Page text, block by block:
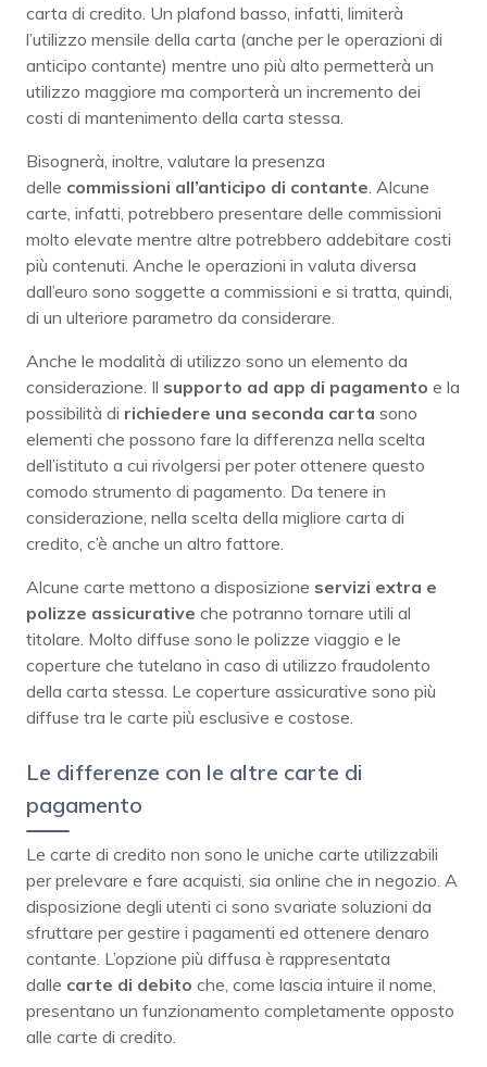
carta di credito. Un plafond basso, infatti, limiterà
l’utilizzo mensile della carta (anche per le operazioni di
anticipo contante) mentre uno più alto permetterà un
utilizzo maggiore ma comporterà un incremento dei
costi di mantenimento della carta stessa.
Bisognerà, inoltre, valutare la presenza
delle commissioni all’anticipo di contante . Alcune
carte, infatti, potrebbero presentare delle commissioni
molto elevate mentre altre potrebbero addebitare costi
più contenuti. Anche le operazioni in valuta diversa
dall’euro sono soggette a commissioni e si tratta, quindi,
di un ulteriore parametro da considerare.
Anche le modalità di utilizzo sono un elemento da
considerazione. Il supporto ad app di pagamento e la
possibilità di richiedere una seconda carta sono
elementi che possono fare la differenza nella scelta
dell’istituto a cui rivolgersi per poter ottenere questo
comodo strumento di pagamento. Da tenere in
considerazione, nella scelta della migliore carta di
credito, c’è anche un altro fattore.
Alcune carte mettono a disposizione servizi extra e
polizze assicurative che potranno tornare utili al
titolare. Molto diffuse sono le polizze viaggio e le
coperture che tutelano in caso di utilizzo fraudolento
della carta stessa. Le coperture assicurative sono più
diffuse tra le carte più esclusive e costose.
Le differenze con le altre carte di
pagamento
Le carte di credito non sono le uniche carte utilizzabili
per prelevare e fare acquisti, sia online che in negozio. A
disposizione degli utenti ci sono svariate soluzioni da
sfruttare per gestire i pagamenti ed ottenere denaro
contante. L’opzione più diffusa è rappresentata
dalle carte di debito che, come lascia intuire il nome,
presentano un funzionamento completamente opposto
alle carte di credito.